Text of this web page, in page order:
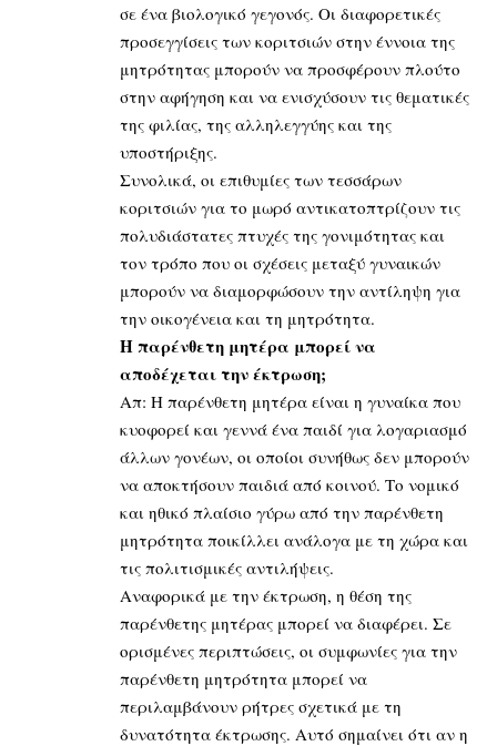
σε ένα βιολογικό γεγονός. Οι διαφορετικές
προσεγγίσεις των κοριτσιών στην έννοια της
μητρότητας μπορούν να προσφέρουν πλούτο
στην αφήγηση και να ενισχύσουν τις θεματικές
της φιλίας, της αλληλεγγύης και της
υποστήριξης.
Συνολικά, οι επιθυμίες των τεσσάρων
κοριτσιών για το μωρό αντικατοπτρίζουν τις
πολυδιάστατες πτυχές της γονιμότητας και
τον τρόπο που οι σχέσεις μεταξύ γυναικών
μπορούν να διαμορφώσουν την αντίληψη για
την οικογένεια και τη μητρότητα.
Η παρένθετη μητέρα μπορεί να
αποδέχεται την έκτρωση;
Απ: Η παρένθετη μητέρα είναι η γυναίκα που
κυοφορεί και γεννά ένα παιδί για λογαριασμό
άλλων γονέων, οι οποίοι συνήθως δεν μπορούν
να αποκτήσουν παιδιά από κοινού. Το νομικό
και ηθικό πλαίσιο γύρω από την παρένθετη
μητρότητα ποικίλλει ανάλογα με τη χώρα και
τις πολιτισμικές αντιλήψεις.
Αναφορικά με την έκτρωση, η θέση της
παρένθετης μητέρας μπορεί να διαφέρει. Σε
ορισμένες περιπτώσεις, οι συμφωνίες για την
παρένθετη μητρότητα μπορεί να
περιλαμβάνουν ρήτρες σχετικά με τη
δυνατότητα έκτρωσης. Αυτό σημαίνει ότι αν η